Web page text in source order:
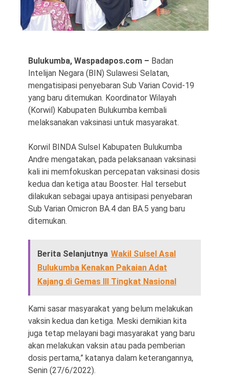
Copyright
2026
Waspada
Bulukumba, Waspadapos.com – Badan
Intelijan Negara (BIN) Sulawesi Selatan,
mengatisipasi penyebaran Sub Varian Covid-19
yang baru ditemukan. Koordinator Wilayah
(Korwil) Kabupaten Bulukumba kembali
melaksanakan vaksinasi untuk masyarakat.
Korwil BINDA Sulsel Kabupaten Bulukumba
Andre mengatakan, pada pelaksanaan vaksinasi
kali ini memfokuskan percepatan vaksinasi dosis
kedua dan ketiga atau Booster. Hal tersebut
dilakukan sebagai upaya antisipasi penyebaran
Sub Varian Omicron BA.4 dan BA.5 yang baru
ditemukan.
Berita Selanjutnya Wakil Sulsel Asal
Bulukumba Kenakan Pakaian Adat
Kajang di Gemas III Tingkat Nasional
Kami sasar masyarakat yang belum melakukan
vaksin kedua dan ketiga. Meski demikian kita
juga tetap melayani bagi masyarakat yang baru
akan melakukan vaksin atau pada pemberian
dosis pertama,” katanya dalam keterangannya,
Senin (27/6/2022).